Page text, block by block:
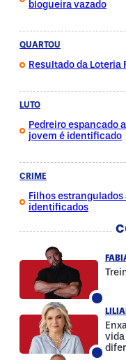
blogueira vazado
QUARTOU
Resultado da
LUTO
Pedreiro espancado
jovem é identificado
CRIME
Filhos estrangulados
identificados
vida